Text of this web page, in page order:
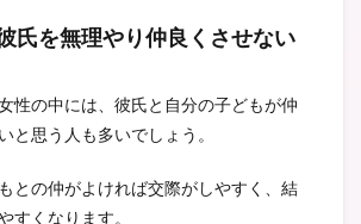
氏を無理やり仲良くさせない
性の中には、彼氏と自分の子どもが仲
と思う人も多いでしょう。
との仲がよければ交際がしやすく、結
すくなります。